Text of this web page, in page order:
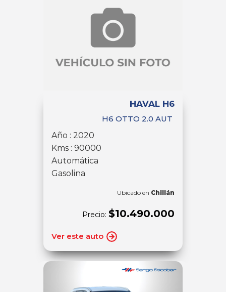
HAVAL H6
H6 OTTO 2.0 AUT
Año : 2020
Kms : 90000
Automática
Gasolina
Ubicado en Chillán
Precio: $10.490.000
Ver este auto